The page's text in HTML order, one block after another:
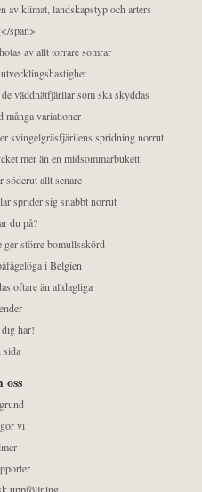
av klimat, landskapstyp och arters
span>
av allt torrare somrar
väddnätfjärilar som ska skyddas
många variationer
svingelgräsfjärilens spridning norrut
mer än en midsommarbukett
söderut allt senare
sprider sig snabbt norrut
du på?
ger större bomullsskörd
i Belgien
oftare än alldagliga
här!
oss
vi